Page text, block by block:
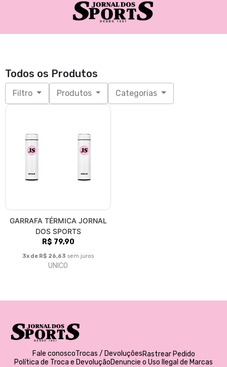
Todos os Produtos
Filtro Produtos Categorias
GARRAFA TÉRMICA JORNAL
DOS SPORTS
R$ 79,90
3x de R$ 26,63 sem juros
UNICO
Fale conoscoTrocas / DevoluçõesRastrear Pedido
Política de Troca e DevoluçãoDenuncie o Uso Ilegal de Marcas